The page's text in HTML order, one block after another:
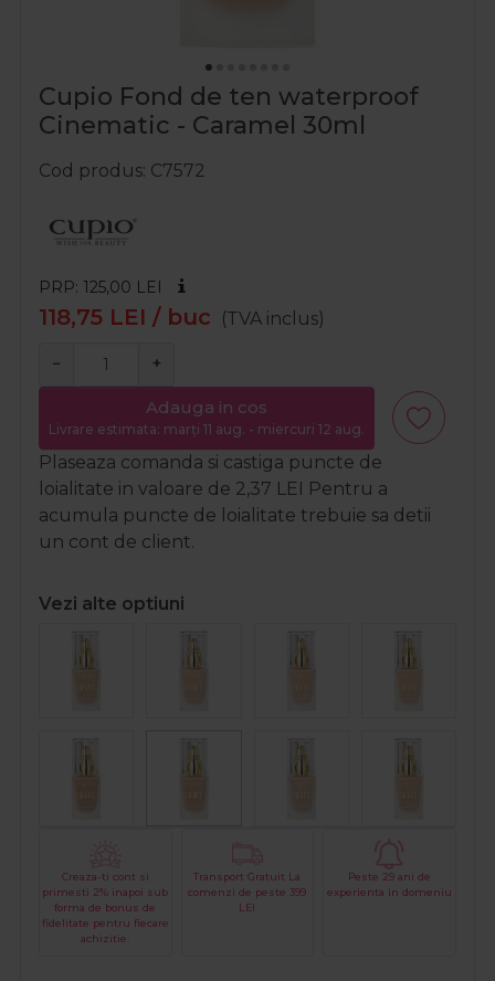
Cupio Fond de ten waterproof
Cinematic - Caramel 30ml
Cod produs C7572
PRP: 125,00 LEI
118,75 LEI / buc (TVA inclus)
− +
Adauga in cos
Livrare estimata: marți 11 aug. - miercuri 12 aug.
Plaseaza comanda si castiga puncte de
loialitate in valoare de 2,37 LEI Pentru a
acumula puncte de loialitate trebuie sa detii
un cont de client.
Vezi alte optiuni
Creaza-ti cont si
primesti 2% inapoi sub
forma de bonus de
fidelitate pentru fiecare
achizitie.
Transport Gratuit La
comenzi de peste 399
LEI
Peste 29 ani de
experienta in domeniu